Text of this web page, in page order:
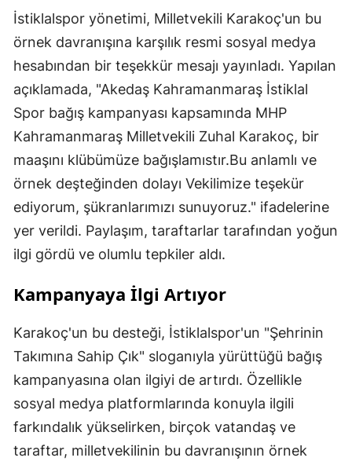
İstiklalspor yönetimi, Milletvekili Karakoç'un bu
örnek davranışına karşılık resmi sosyal medya
hesabından bir teşekkür mesajı yayınladı. Yapılan
açıklamada, "Akedaş Kahramanmaraş İstiklal
Spor bağış kampanyası kapsamında MHP
Kahramanmaraş Milletvekili Zuhal Karakoç, bir
maaşını klübümüze bağışlamıstır.Bu anlamlı ve
örnek deşteğinden dolayı Vekilimize teşekür
ediyorum, şükranlarımızı sunuyoruz." ifadelerine
yer verildi. Paylaşım, taraftarlar tarafından yoğun
ilgi gördü ve olumlu tepkiler aldı.
Kampanyaya İlgi Artıyor
Karakoç'un bu desteği, İstiklalspor'un "Şehrinin
Takımına Sahip Çık" sloganıyla yürüttüğü bağış
kampanyasına olan ilgiyi de artırdı. Özellikle
sosyal medya platformlarında konuyla ilgili
farkındalık yükselirken, birçok vatandaş ve
taraftar, milletvekilinin bu davranışının örnek